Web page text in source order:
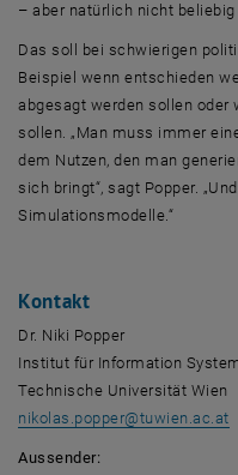
– aber natürlich nicht beliebig
Das soll bei schwierigen
Beispiel wenn entschieden
abgesagt werden sollen oder
sollen. „Man muss immer
dem Nutzen, den man
sich bringt“, sagt Popper.
Simulationsmodelle.“
Kontakt
Dr. Niki Popper
Institut für Information
Technische Universität Wien
nikolas.popper@tuwien.ac.at
Aussender: